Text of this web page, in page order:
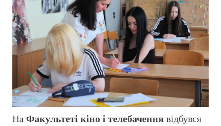
На Факультеті кіно і телебачення відбувся